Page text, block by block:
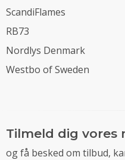
ScandiFlames
RB73
Nordlys Denmark
Westbo of Sweden
Tilmeld dig vores
og få besked om tilbud,